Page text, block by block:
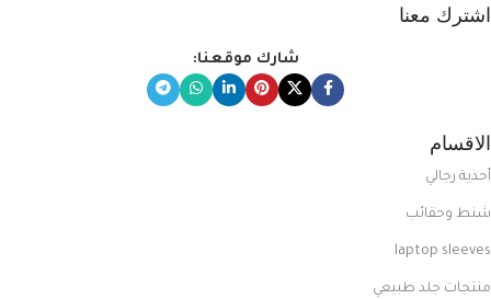
اشترك معنا
شارك موقعنا:
الاقسام
أحذية رجالي
شنط وحقائب
laptop sleeves
منتجات جلد طبيعي